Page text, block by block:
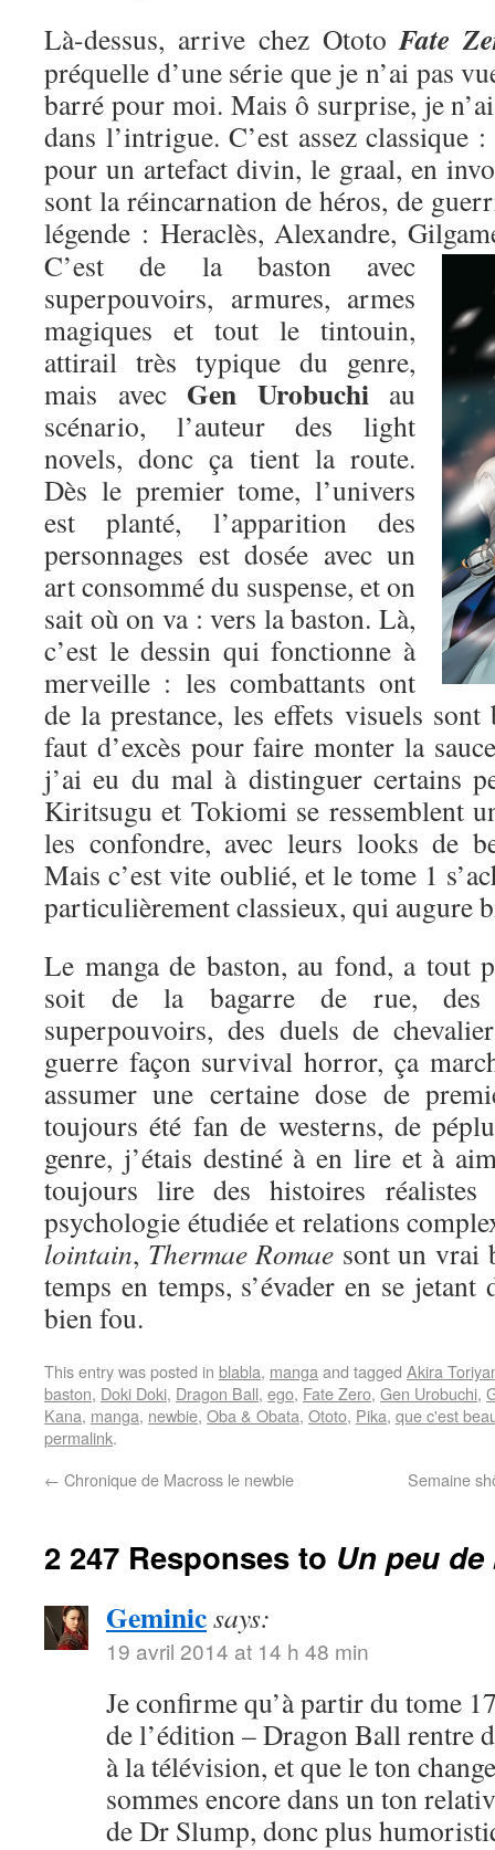
Là-dessus, arrive chez OtotoFate
préquelle d’une série que je n’ai pas
barré pour moi. Mais ô surprise, je
dans l’intrigue. C’est assez classique
pour un artefact divin, le graal, en
sont la réincarnation de héros, de
légende : Heraclès, Alexandre,
C’est de la baston avec
superpouvoirs, armures, armes
magiques et tout le tintouin,
attirail très typique du genre,
mais avec Gen Urobuchiau
scénario, l’auteur des light
novels, donc ça tient la route.
Dès le premier tome, l’univers
est planté, l’apparition des
personnages est dosée avec un
art consommé du suspense, et on
sait où on va : vers la baston. Là,
c’est le dessin qui fonctionne à
merveille : les combattants ont
de la prestance, les effets visuels sont
faut d’excès pour faire monter la
j’ai eu du mal à distinguer certains
Kiritsugu et Tokiomi se ressemblent
les confondre, avec leurs looks de
Mais c’est vite oublié, et le tome 1
particulièrement classieux, qui augure
Le manga de baston, au fond, a tout
soit de la bagarre de rue, des
superpouvoirs, des duels de
guerre façon survival horror, ça
assumer une certaine dose de
toujours été fan de westerns, de
genre, j’étais destiné à en lire et à
toujours lire des histoires
psychologie étudiée et relations
lointain, Thermae Romae sont un vrai
temps en temps, s’évader en se jetant
bien fou.
This entry was posted in blabla, manga and tagged Akira
baston, Doki Doki, Dragon Ball, ego, Fate Zero, Gen Urobuchi,
Kana, manga, newbie, Oba & Obata, Ototo, Pika, que c'est
permalink.
← Chronique de Macross le newbie Semaine
2 247 Responses to Un peu
Geminicsays:
19 avril 2014 at 14 h 48 min
Je confirme qu’à partir du tome
de l’édition – Dragon Ball rentre
à la télévision, et que le ton
sommes encore dans un ton
de Dr Slump, donc plus